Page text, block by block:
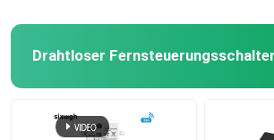
Drahtloser Fernsteuerungsschalter